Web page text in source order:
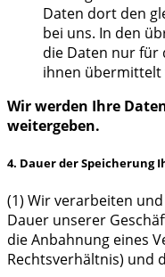
Daten dort den
bei uns. In den
die Daten nur für
ihnen übermittelt
Wir werden Ihre
weitergeben.
4. Dauer der Speicherung
(1) Wir verarbeiten
Dauer unserer
die Anbahnung eines
Rechtsverhältnis) und